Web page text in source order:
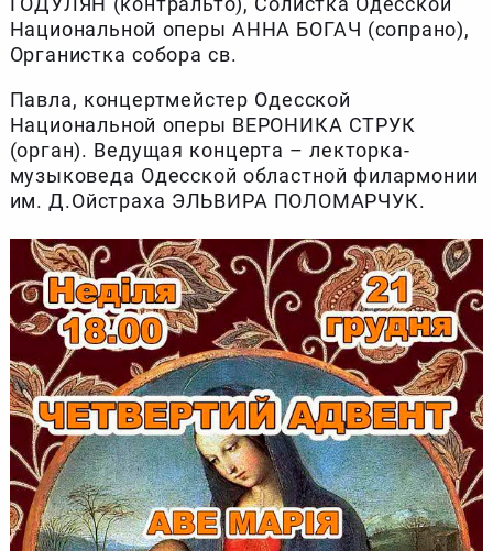
Национальной оперы АННА БОГАЧ (сопрано),
Органистка собора св.
Павла, концертмейстер Одесской
Национальной оперы ВЕРОНИКА СТРУК
(орган). Ведущая концерта – лекторка-
музыковеда Одесской областной филармонии
им. Д.Ойстраха ЭЛЬВИРА ПОЛОМАРЧУК.